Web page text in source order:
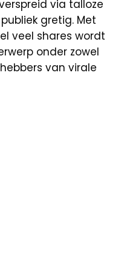
via talloze
gretig. Met
veel shares wordt
onder zowel
van virale